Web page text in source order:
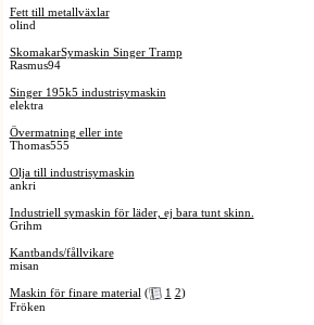
Fett till metallväxlar
olind
SkomakarSymaskin Singer Tramp
Rasmus94
Singer 195k5 industrisymaskin
elektra
Övermatning eller inte
Thomas555
Olja till industrisymaskin
ankri
Industriell symaskin för läder, ej bara tunt skinn.
Grihm
Kantbands/fållvikare
misan
Maskin för finare material ( 1 2)
Fröken